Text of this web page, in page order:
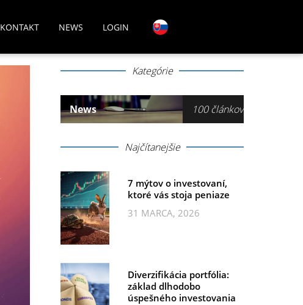
KONTAKT NEWS LOGIN
Kategórie
News 100 článkov
Najčítanejšie
7 mýtov o investovaní,
ktoré vás stoja peniaze
31 MARCA, 2026
Diverzifikácia portfólia:
základ dlhodobo
úspešného investovania